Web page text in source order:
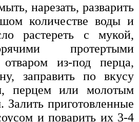
нарезать, разварить
количестве воды и
растереть с мукой,
протертыми
из-под перца,
заправить по вкусу
перцем или молотым
Залить приготовленные
и поварить их 3-4